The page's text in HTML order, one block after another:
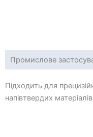
Промислове
Підходить для
напівтвердих